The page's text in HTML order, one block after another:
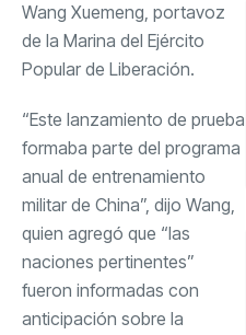
Wang Xuemeng, portavoz
de la Marina del Ejército
Popular de Liberación.
“Este lanzamiento de prueba
formaba parte del programa
anual de entrenamiento
militar de China”, dijo Wang,
quien agregó que “las
naciones pertinentes”
fueron informadas con
anticipación sobre la